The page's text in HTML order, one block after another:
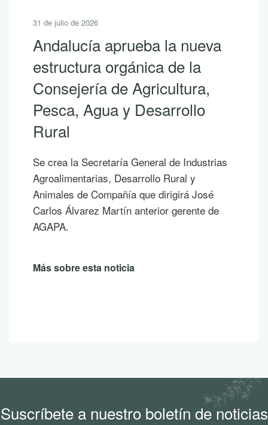
30 de julio de 2026
10 lecturas de verano para
descubrir la riqueza de
Andalucía con LEADER
Si hoy es uno de esos días prometedores en
los que ya empiezas a saborear y planificar
publicaciones para leer junto al mar, bajo la
sombra de un árbol o mientras contemplas
un atardecer en la montaña.
Suscríbete a nuestro boletín de noticias